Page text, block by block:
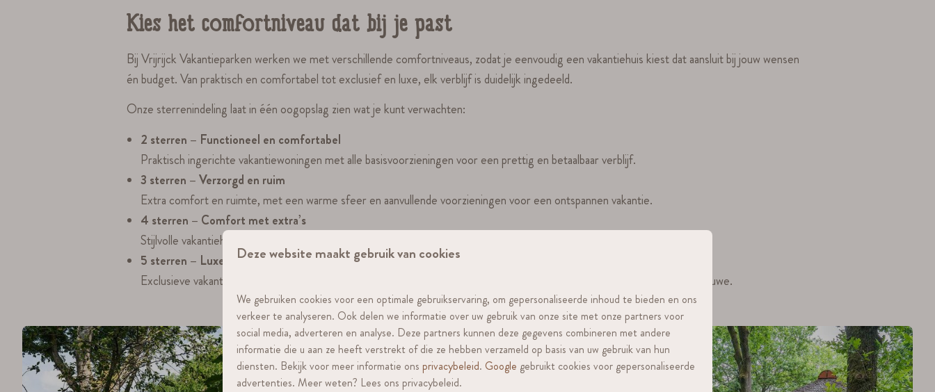
Kies het comfortniveau dat bij je past
Bij Vrijrijck Vakantieparken werken we met verschillende comfortniveaus, zodat je eenvoudig een vakantiehuis kiest dat aansluit bij jouw wensen
én budget. Van praktisch en comfortabel tot exclusief en luxe, elk verblijf is duidelijk ingedeeld.
Onze sterrenindeling laat in één oogopslag zien wat je kunt verwachten:
2 sterren – Functioneel en comfortabel
Praktisch ingerichte vakantiewoningen met alle basisvoorzieningen voor een prettig en betaalbaar verblijf.
3 sterren – Verzorgd en ruim
Extra comfort en ruimte, met een warme sfeer en aanvullende voorzieningen voor een ontspannen vakantie.
4 sterren – Comfort met extra’s
Stijlvolle vakantiehuizen met hoogwaardige afwerking, moderne faciliteiten en een fijne buitenruimte.
5 sterren – Luxe en ontspanning
Exclusieve vakantiewoningen met veel ruimte, privacy en luxe voorzieningen — perfect voor een ultiem verblijf op de Veluwe.
Deze website maakt gebruik van cookies
We gebruiken cookies voor een optimale gebruikservaring, om gepersonaliseerde inhoud te bieden en ons
verkeer te analyseren. Ook delen we informatie over uw gebruik van onze site met onze partners voor
social media, adverteren en analyse. Deze partners kunnen deze gegevens combineren met andere
informatie die u aan ze heeft verstrekt of die ze hebben verzameld op basis van uw gebruik van hun
diensten. Bekijk voor meer informatie ons privacybeleid. Google gebruikt cookies voor gepersonaliseerde
advertenties. Meer weten? Lees ons privacybeleid.